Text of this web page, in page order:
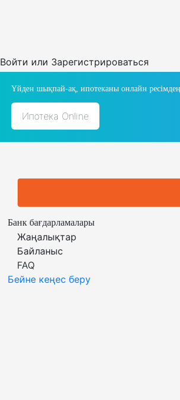
Войти или Зарегистрироваться
Үйден шықпай-ақ, ипотеканы онлайн
Ипотека Online
Банк бағдарламалары
Жаңалықтар
Байланыс
FAQ
Бейне кеңес беру